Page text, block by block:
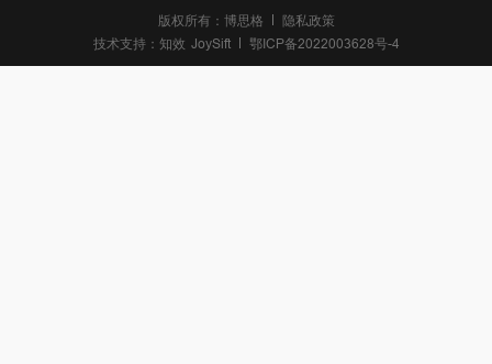
版权所有：博思格
隐私政策
技术支持： 知效 JoySift 鄂ICP备2022003628号-4